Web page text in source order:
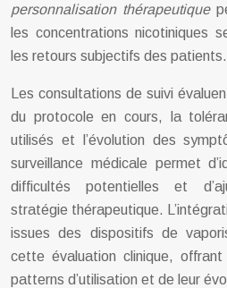
personnalisation thérapeutique
les concentrations nicotiniques
les retours subjectifs des patients.
Les consultations de suivi
du protocole en cours, la
utilisés et l’évolution des
surveillance médicale permet
difficultés potentielles et
stratégie thérapeutique.
issues des dispositifs de
cette évaluation clinique,
patterns d’utilisation et de leur